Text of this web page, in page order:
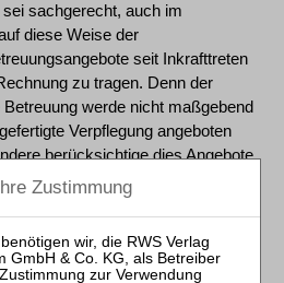
sachgerecht, auch im
diese Weise der
seit Inkrafttreten
zu tragen. Denn der
werde nicht maßgebend
Verpflegung angeboten
berücksichtige dies Angebote
bei denen die Bewohner im
Lebensführung an eine
Beaufsichtigung erfolge (BT-